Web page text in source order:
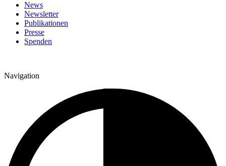
News
Newsletter
Publikationen
Presse
Spenden
Navigation